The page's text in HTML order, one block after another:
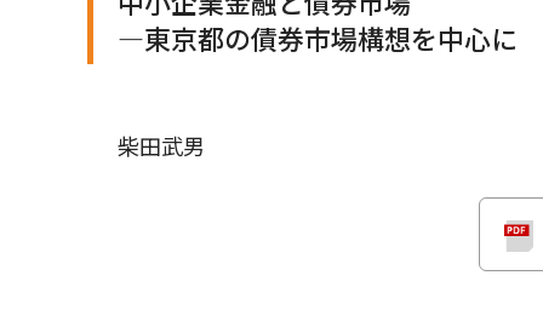
―東京都の債券市場構想を中心に
柴田武男